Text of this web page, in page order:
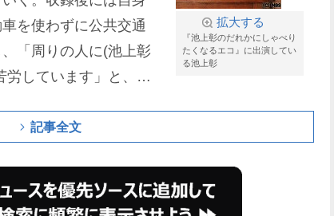
拡大する
『池上彰のだれかにしゃべり
たくなるエコ』に出演してい
る池上彰
を使わずに公共交通
「周りの人に(池上彰
労しています」と、す
記事全文